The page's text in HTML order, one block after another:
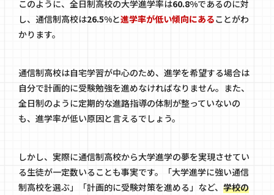
このように、全日制高校の大学進学率は60.8%であるのに対
し、通信制高校は26.5%と進学率が低い傾向にあることがわ
かります。
通信制高校は自宅学習が中心のため、進学を希望する場合は
自分で計画的に受験勉強を進めなければなりません。また、
全日制のように定期的な進路指導の体制が整っていないの
も、進学率が低い原因と言えるでしょう。
しかし、実際に通信制高校から大学進学の夢を実現させてい
る生徒が一定数いることも事実です。「大学進学に強い通信
制高校を選ぶ」「計画的に受験対策を進める」など、 学校の